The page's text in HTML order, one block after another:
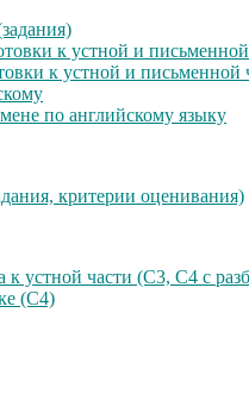
к устной и
к устной и
по английскому языку
критерии оценивания)
устной части (С3, С4 с
(С4)